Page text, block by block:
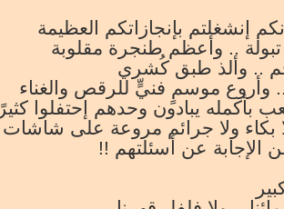
إنشغلتم بإنجازاتكم العظيمة
.. وأعظم طنجرة مقلوبة
.. وألذ طبق كُشري
وأروع موسمٍ فنيٍّ للرقص والغناء
بأكمله يبادون وحدهم إحتفلوا كثيرًا
بكاء ولا جرائم مروعة على شاشات
الإجابة عن أسئلتهم !!